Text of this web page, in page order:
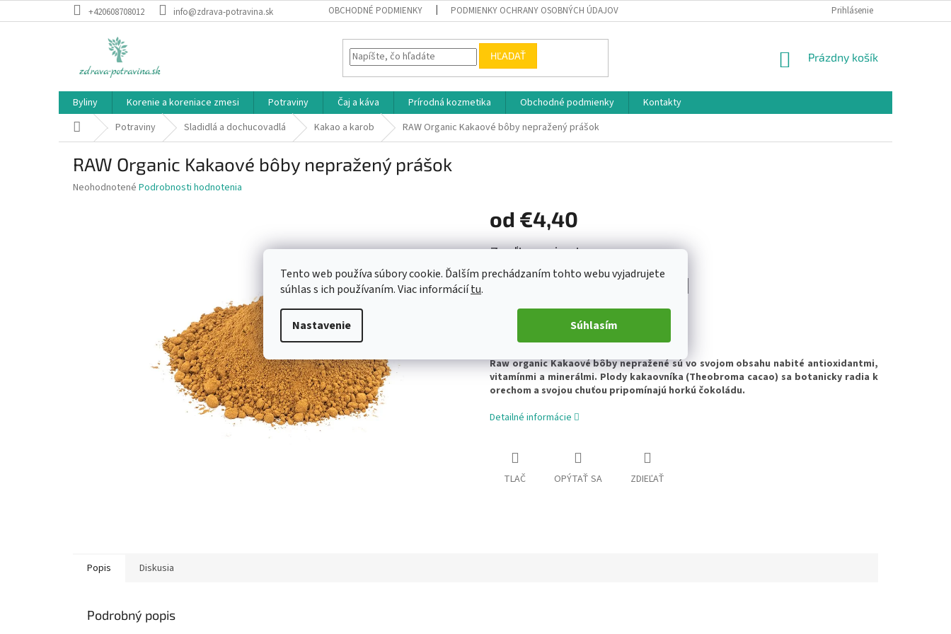
Tento web používa súbory cookie. Ďalším prechádzaním tohto webu vyjadrujete
súhlas s ich používaním. Viac informáciítu.
Nastavenie Súhlasím
na
+420608708012 info@zdrava-potravina.sk OBCHODNÉ PODMIENKY PODMIENKY OCHRANY OSOBNÝCH ÚDAJOV Prihlásenie
HĽADAŤ
NÁKUPNÝ
Prázdny košík
Byliny Korenie a koreniace zmesi Potraviny Čaj a káva Prírodná kozmetika Obchodné podmienky
Kontakty
DomovPotraviny Sladidlá a dochucovadlá Kakao a karob RAW Organic Kakaové bôby nepražený prášok
RAW Organic Kakaové bôby nepražený prášok
Priemerné
Neohodnotené Podrobnosti hodnotenia
od €4,40
Jednotková
Zvoľte variant
Pridať do košíka
Raw organic Kakaové bôby nepražené sú vo svojom obsahu nabité antioxidantmi,
vitamínmi a minerálmi. Plody kakaovníka (Theobroma cacao) sa botanicky radia k
orechom a svojou chuťou pripomínajú horkú čokoládu.
Detailné informácie
TLAČ OPÝTAŤ SA ZDIEĽAŤ
Popis Diskusia
Podrobný popis